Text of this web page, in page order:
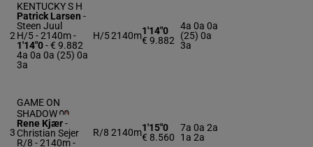
2
KENTUCKY S H
Patrick Larsen -
Steen Juul
H/5 - 2140m-
1'14"0- € 9.882
4a 0a 0a (25) 0a
3a
H/52140m1'14"0
€ 9.882
4a 0a 0a
(25) 0a
3a
3
GAME ON
SHADOW
Rene Kjær-
Christian Sejer
R/8 - 2140m-
R/8 2140m1'15"0
€ 8.560
7a 0a 2a
1a 2a